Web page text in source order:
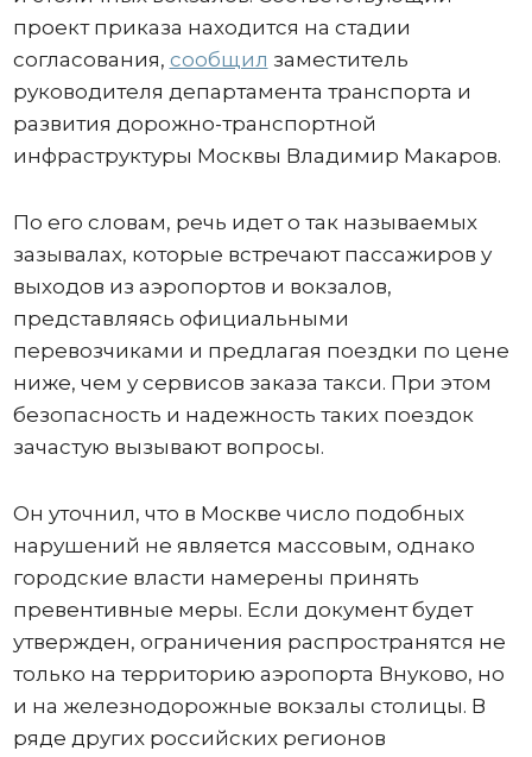
проект приказа находится на стадии
согласования, сообщил заместитель
руководителя департамента транспорта и
развития дорожно-транспортной
инфраструктуры Москвы Владимир Макаров.
По его словам, речь идет о так называемых
зазывалах, которые встречают пассажиров у
выходов из аэропортов и вокзалов,
представляясь официальными
перевозчиками и предлагая поездки по цене
ниже, чем у сервисов заказа такси. При этом
безопасность и надежность таких поездок
зачастую вызывают вопросы.
Он уточнил, что в Москве число подобных
нарушений не является массовым, однако
городские власти намерены принять
превентивные меры. Если документ будет
утвержден, ограничения распространятся не
только на территорию аэропорта Внуково, но
и на железнодорожные вокзалы столицы. В
ряде других российских регионов